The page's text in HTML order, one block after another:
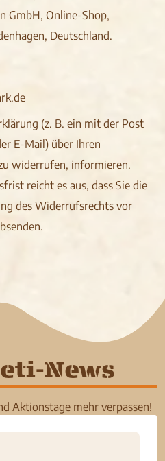
GmbH, Online-Shop,
Deutschland.
(z. B. ein mit der Post
E-Mail) über Ihren
widerrufen, informieren.
reicht es aus, dass Sie die
des Widerrufsrechts vor
News
Aktionstage mehr verpassen!